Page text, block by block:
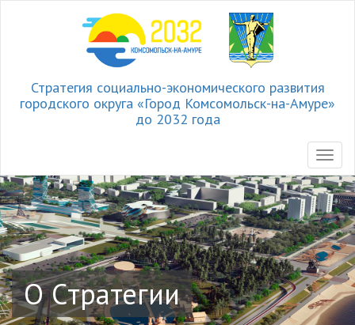
Стратегия социально-экономического развития
городского округа «Город Комсомольск-на-Амуре»
до 2032 года
О Cтратегии